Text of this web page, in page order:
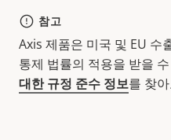
참고
Axis 제품은 미국 및 EU 수
통제 법률의 적용을 받을
대한 규정 준수 정보를 찾